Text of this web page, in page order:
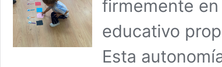
firmemente
educativo
Esta